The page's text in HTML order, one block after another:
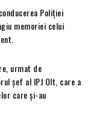
Poliției
memoriei celui
urmat de
șef al IPJ Olt, care a
care și-au